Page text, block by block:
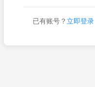
已有账号？ 立即登录